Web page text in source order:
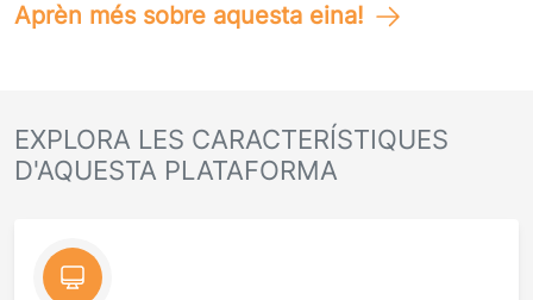
Aprèn més sobre aquesta eina!
EXPLORA LES CARACTERÍSTIQUES
D'AQUESTA PLATAFORMA